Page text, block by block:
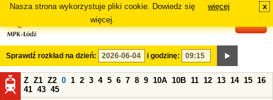
Nasza strona wykorzystuje pliki cookie. Dowiedz się
więcej.
więcej x
Sprawdź rozkład na dzień: i godzinę:
Z Z1 Z2 0 1 2 3 4 5 6 7 8 9 10A 10B 11 12 13 14 15 16
41 43 45